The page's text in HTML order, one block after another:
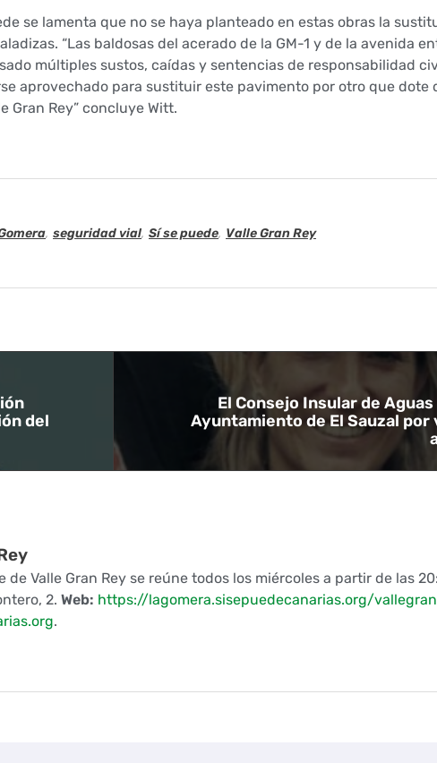
se lamenta que no se haya planteado en estas obras la
“Las baldosas del acerado de la GM-1 y de la avenida
múltiples sustos, caídas y sentencias de responsabilidad
aprovechado para sustituir este pavimento por otro que dote
Gran Rey” concluye Witt.
, seguridad vial, Sí se puede, Valle Gran Rey
del
El Consejo Insular de
Ayuntamiento de El Sauzal
de Valle Gran Rey se reúne todos los miércoles a partir de las
2. Web: https://lagomera.sisepuedecanarias.org/
.